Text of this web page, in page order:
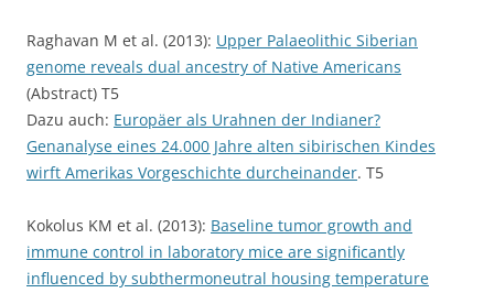
Raghavan M et al. (2013): Upper Palaeolithic Siberian
genome reveals dual ancestry of Native Americans
(Abstract) T5
Dazu auch: Europäer als Urahnen der Indianer?
Genanalyse eines 24.000 Jahre alten sibirischen Kindes
wirft Amerikas Vorgeschichte durcheinander. T5
Kokolus KM et al. (2013): Baseline tumor growth and
immune control in laboratory mice are significantly
influenced by subthermoneutral housing temperature